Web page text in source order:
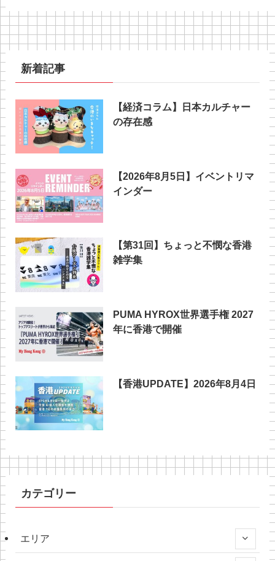
新着記事
【経済コラム】日本カルチャー
の存在感
【2026年8月5日】イベントリマ
インダー
【第31回】ちょっと不憫な香港
雑学集
PUMA HYROX世界選手権 2027
年に香港で開催
【香港UPDATE】2026年8月4日
カテゴリー
エリア